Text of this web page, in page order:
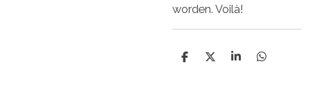
worden. Voilà!
D
D
S
D